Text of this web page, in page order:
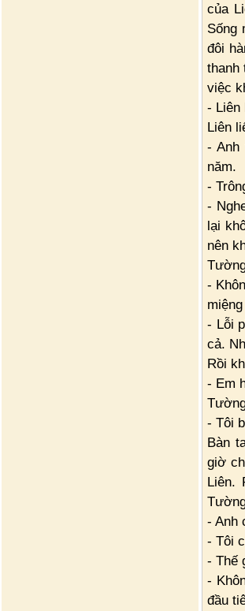
của
Sống
đôi
thanh
việc
- Liên
Liên
- Anh
năm.
-
-
lại
nên
-
- Lỗi
cả.
Rồi
- Em
- Tôi
Bàn
giờ
Liên.
- Anh
- Tôi
- Thế
-
đầu